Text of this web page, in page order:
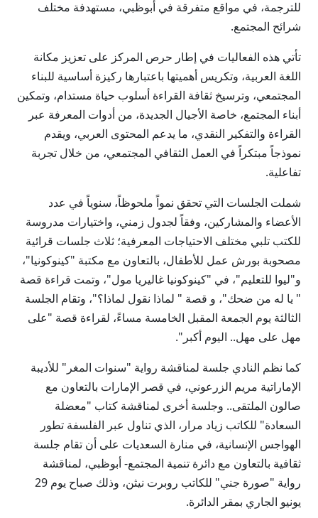
للترجمة، في مواقع متفرقة في أبوظبي، مستهدفة مختلف
شرائح المجتمع.
تأتي هذه الفعاليات في إطار حرص المركز على تعزيز مكانة
اللغة العربية، وتكريس أهميتها باعتبارها ركيزة أساسية للبناء
المجتمعي، وترسيخ ثقافة القراءة أسلوب حياة مستدام، وتمكين
أبناء المجتمع، خاصة الأجيال الجديدة، من أدوات المعرفة عبر
القراءة والتفكير النقدي، ما يدعم المحتوى العربي، ويقدم
نموذجاً مبتكراً في العمل الثقافي المجتمعي، من خلال تجربة
تفاعلية.
شملت الجلسات التي تحقق نمواً ملحوظاً، سنوياً في عدد
الأعضاء والمشاركين، وفقاً لجدول زمني، واختيارات مدروسة
للكتب تلبي مختلف الاحتياجات المعرفية؛ ثلاث جلسات قرائية
مصحوبة بورش عمل للأطفال، بالتعاون مع مكتبة "كينوكونيا"،
و"ليوا للتعليم"، في "كينوكونيا غاليريا مول"، وتمت قراءة قصة
" يا له من ضحك"، و قصة " لماذا نقول لماذا؟"، وتقام الجلسة
الثالثة يوم الجمعة المقبل الخامسة مساءً، لقراءة قصة "على
مهل على مهل.. اليوم أكبر".
كما نظم النادي جلسة لمناقشة رواية "سنوات المغر" للأديبة
الإماراتية مريم الزرعوني، في قصر الإمارات بالتعاون مع
صالون الملتقى.. وجلسة أخرى لمناقشة كتاب "معضلة
السعادة" للكاتب زياد مرار، الذي تناول عبر الفلسفة تطور
الهواجس الإنسانية، في منارة السعديات على أن تقام جلسة
ثقافية بالتعاون مع دائرة تنمية المجتمع- أبوظبي، لمناقشة
رواية "صورة جني" للكاتب روبرت نيثن، وذلك صباح يوم 29
يونيو الجاري بمقر الدائرة.